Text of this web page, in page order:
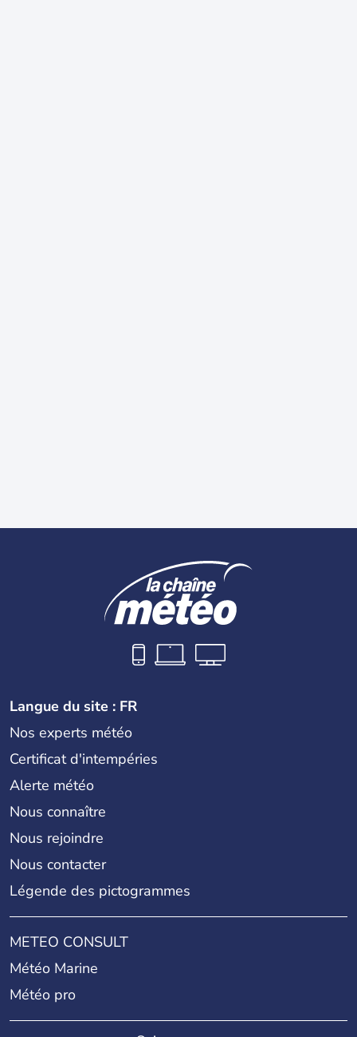
Langue du site : FR
Nos experts météo
Certificat d'intempéries
Alerte météo
Nous connaître
Nous rejoindre
Nous contacter
Légende des pictogrammes
METEO CONSULT
Météo Marine
Météo pro